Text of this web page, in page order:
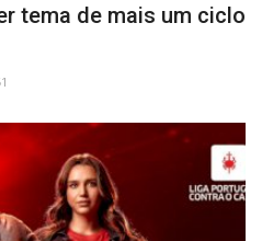
tema de mais um ciclo